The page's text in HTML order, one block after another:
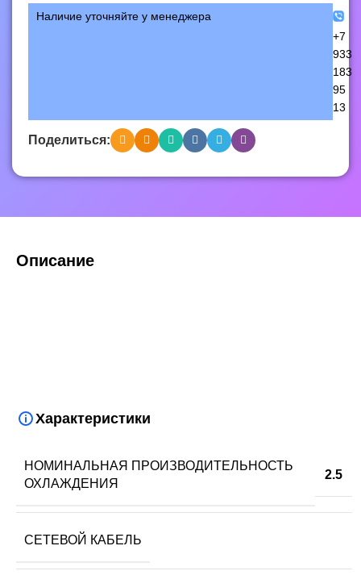
Наличие уточняйте у менеджера
+7
933
183
95
13
Поделиться:
Описание
Характеристики
НОМИНАЛЬНАЯ ПРОИЗВОДИТЕЛЬНОСТЬ
ОХЛАЖДЕНИЯ
2.5
СЕТЕВОЙ КАБЕЛЬ